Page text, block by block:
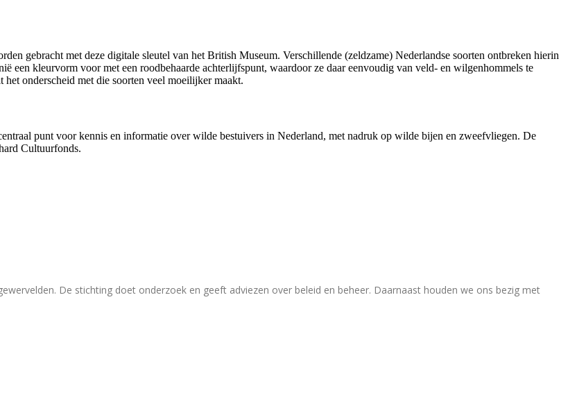
gebracht met deze digitale sleutel van het British Museum. Verschillende (zeldzame) Nederlandse soorten ontbreken hierin
een kleurvorm voor met een roodbehaarde achterlijfspunt, waardoor ze daar eenvoudig van veld- en wilgenhommels te
onderscheid met die soorten veel moeilijker maakt.
punt voor kennis en informatie over wilde bestuivers in Nederland, met nadruk op wilde bijen en zweefvliegen. De
Cultuurfonds.
De stichting doet onderzoek en geeft adviezen over beleid en beheer. Daarnaast houden we ons bezig met